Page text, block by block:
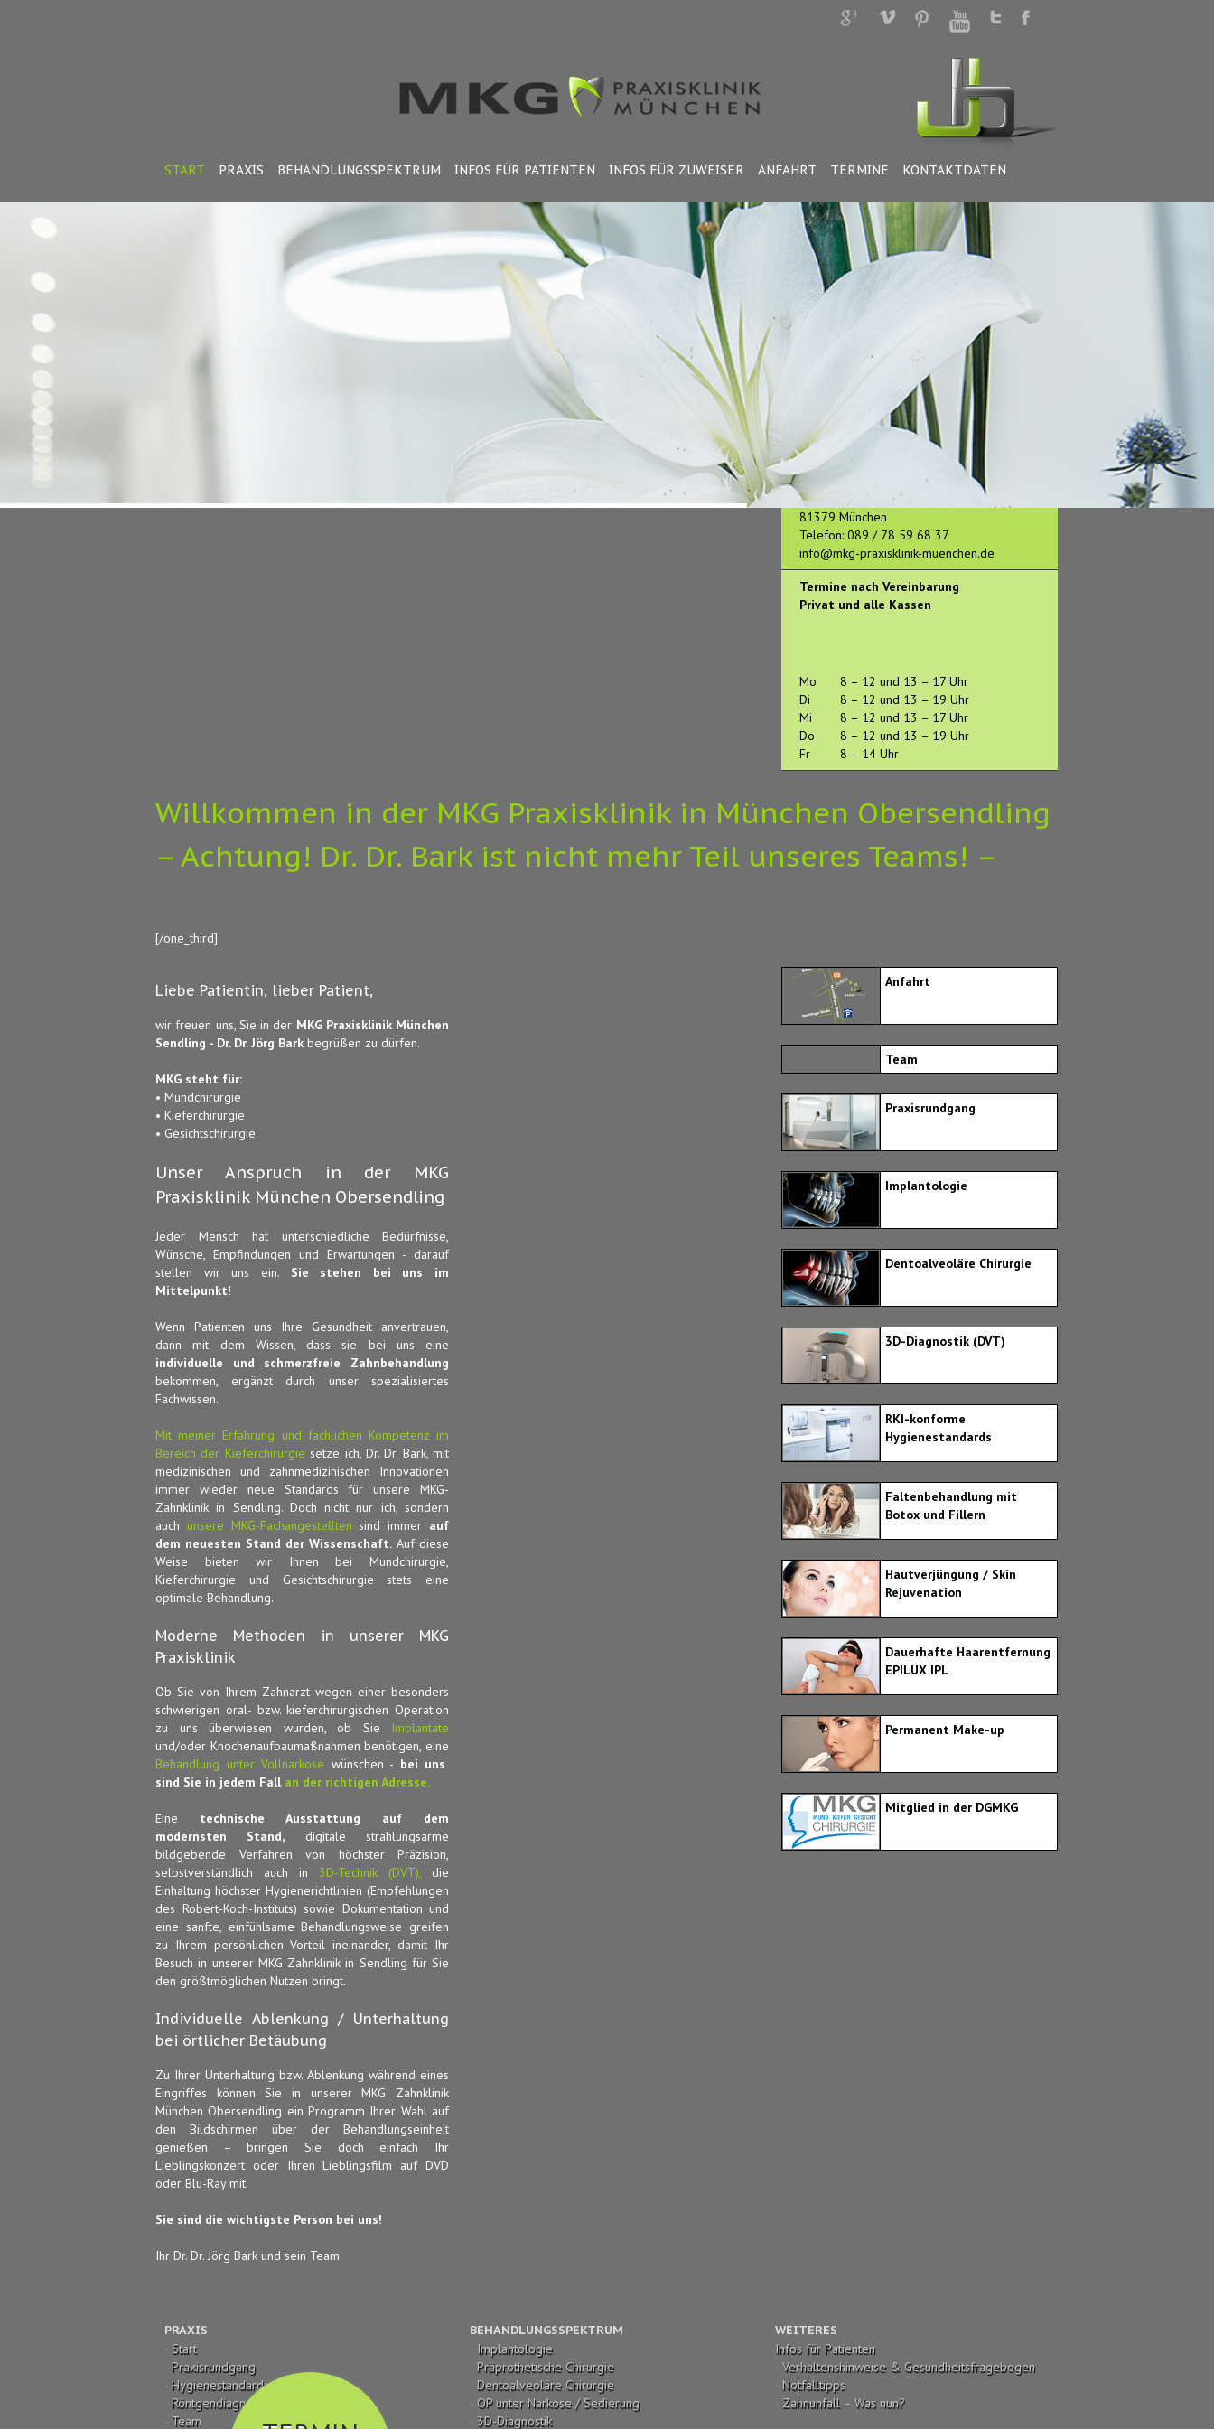
START PRAXIS BEHANDLUNGSSPEKTRUM INFOS FÜR PATIENTEN INFOS FÜR ZUWEISER ANFAHRT TERMINE KONTAKTDATEN
Dr.Dr.Jörg Bark
ist nicht mehr Teilunseres
Teams
Zahnarzt und Facharzt für Mund-,
Kiefer- und Gesichtschirurgie
Machtlfinger Strasse 5
81379 München
Telefon:089 / 78 59 68 37
info@mkg-praxisklinik-muenchen.de
Termine nach Vereinbarung
Privat und alle Kassen
Mo
Di
Mi
Do
Fr
8 – 12 und 13 – 17 Uhr
8 – 12 und 13 – 19 Uhr
8 – 12 und 13 – 17 Uhr
8 – 12 und 13 – 19 Uhr
8 – 14 Uhr
Willkommen in der MKG Praxisklinik in München Obersendling
– Achtung! Dr. Dr. Bark ist nicht mehr Teil unseres Teams! –
[/one_third]
Liebe Patientin, lieber Patient,
wir freuen uns, Sie in der MKG Praxisklinik München
Sendling - Dr. Dr. Jörg Bark begrüßen zu dürfen.
MKG steht für:
• Mundchirurgie
• Kieferchirurgie
• Gesichtschirurgie.
Unser Anspruch in der MKG
Praxisklinik München Obersendling
Jeder Mensch hat unterschiedliche Bedürfnisse,
Wünsche, Empfindungen und Erwartungen - darauf
stellen wir uns ein. Sie stehen bei uns im
Mittelpunkt!
Wenn Patienten uns Ihre Gesundheit anvertrauen,
dann mit dem Wissen, dass sie bei uns eine
individuelle und schmerzfreie Zahnbehandlung
bekommen, ergänzt durch unser spezialisiertes
Fachwissen.
Mit meiner Erfahrung und fachlichen Kompetenz im
Bereich der Kieferchirurgie setze ich, Dr. Dr. Bark, mit
medizinischen und zahnmedizinischen Innovationen
immer wieder neue Standards für unsere MKG-
Zahnklinik in Sendling. Doch nicht nur ich, sondern
auch unsere MKG-Fachangestellten sind immer auf
dem neuesten Stand der Wissenschaft. Auf diese
Weise bieten wir Ihnen bei Mundchirurgie,
Kieferchirurgie und Gesichtschirurgie stets eine
optimale Behandlung.
Moderne Methoden in unserer MKG
Praxisklinik
Ob Sie von Ihrem Zahnarzt wegen einer besonders
schwierigen oral- bzw. kieferchirurgischen Operation
zu uns überwiesen wurden, ob Sie Implantate
und/oder Knochenaufbaumaßnahmen benötigen, eine
Behandlung unter Vollnarkose wünschen - bei uns
sind Sie in jedem Fall an der richtigen Adresse.
Eine technische Ausstattung auf dem
modernsten Stand, digitale strahlungsarme
bildgebende Verfahren von höchster Präzision,
selbstverständlich auch in 3D-Technik (DVT), die
Einhaltung höchster Hygienerichtlinien (Empfehlungen
des Robert-Koch-Instituts) sowie Dokumentation und
eine sanfte, einfühlsame Behandlungsweise greifen
zu Ihrem persönlichen Vorteil ineinander, damit Ihr
Besuch in unserer MKG Zahnklinik in Sendling für Sie
den größtmöglichen Nutzen bringt.
Individuelle Ablenkung / Unterhaltung
bei örtlicher Betäubung
Zu Ihrer Unterhaltung bzw. Ablenkung während eines
Eingriffes können Sie in unserer MKG Zahnklinik
München Obersendling ein Programm Ihrer Wahl auf
den Bildschirmen über der Behandlungseinheit
genießen – bringen Sie doch einfach Ihr
Lieblingskonzert oder Ihren Lieblingsfilm auf DVD
oder Blu-Ray mit.
Sie sind die wichtigste Person bei uns!
Ihr Dr. Dr. Jörg Bark und sein Team
Anfahrt
Team
Praxisrundgang
Implantologie
Dentoalveoläre Chirurgie
3D-Diagnostik (DVT)
RKI-konforme
Hygienestandards
Faltenbehandlung mit
Botox und Fillern
Hautverjüngung / Skin
Rejuvenation
Dauerhafte Haarentfernung
EPILUX IPL
Permanent Make-up
Mitglied in der DGMKG
PRAXIS
- Start
- Praxisrundgang
- Hygienestandards
- Röntgendiagnostik
- Team
BEHANDLUNGSSPEKTRUM
- Implantologie
- Präprothetische Chirurgie
- Dentoalveoläre Chirurgie
- OP unter Narkose / Sedierung
- 3D-Diagnostik
WEITERES
Infos für Patienten
-Verhaltenshinweise & Gesundheitsfragebogen
- Notfalltipps
- Zahnunfall – Was nun?